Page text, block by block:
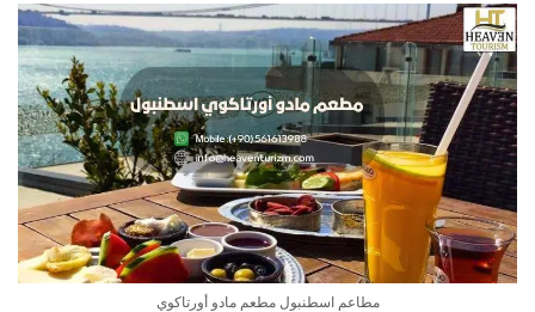
مطاعم اسطنبول مطعم مادو أورتاكوي